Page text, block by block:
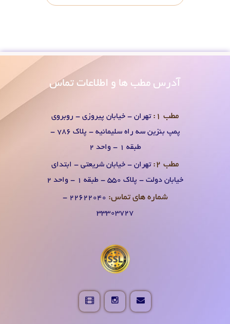
آدرس مطب ها و اطلاعات تماس
مطب 1:
تهران - خیابان پیروزی - روبروی
پمپ بنزین سه راه سلیمانیه - پلاک 786 -
طبقه 1 - واحد 2
مطب 2:
تهران - خیابان شریعتی - ابتدای
خیابان دولت - پلاک 550 - طبقه 1 - واحد 2
شماره های تماس:
۲۲۶۲۲۰۴0 -
۳۳۳۰۳۷۲۷